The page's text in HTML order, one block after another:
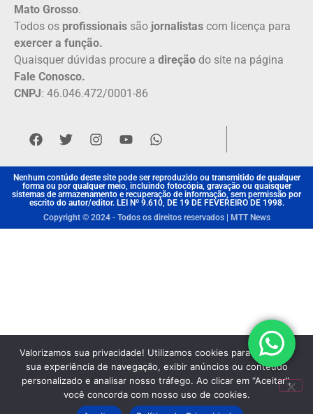
Mato Grosso.
Todos os profissionais são jornalistas com licença para
exercer a função.
Quaisquer dúvidas procure a direção do site na página
Fale Conosco.
CNPJ: 46.046.472/0001-86
Nenhum contúdo deste site pode ser reproduzido ou transmitido de qualquer
forma ou por qualquer meio, incluindo fotocópia, gravação ou quaisquer
sistemas de armazenamento e recuperação de informação, sem permissão por
escrito do autor/editor. LEI Nº 9.610, DE 19 DE FEVEREIRO DE 1998.
Copyright © 2024 - Todos os direitos reservados | MTT News
Valorizamos sua privacidade! Utilizamos cookies para aprimorar
sua experiência de navegação, exibir anúncios ou conteúdo
personalizado e analisar nosso tráfego. Ao clicar em “Aceitar”,
você concorda com nosso uso de cookies.